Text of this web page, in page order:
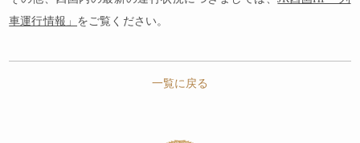
車運行情報」 をご覧ください。
一覧に戻る